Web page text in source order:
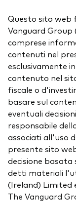
Questo sito web
Vanguard Group
comprese
contenuti nel
esclusivamente
contenuto nel
fiscale o
basare sul
eventuali
responsabile
associati all'uso
presente sito
decisione basata
detti materiali
(Ireland) Limited
The Vanguard